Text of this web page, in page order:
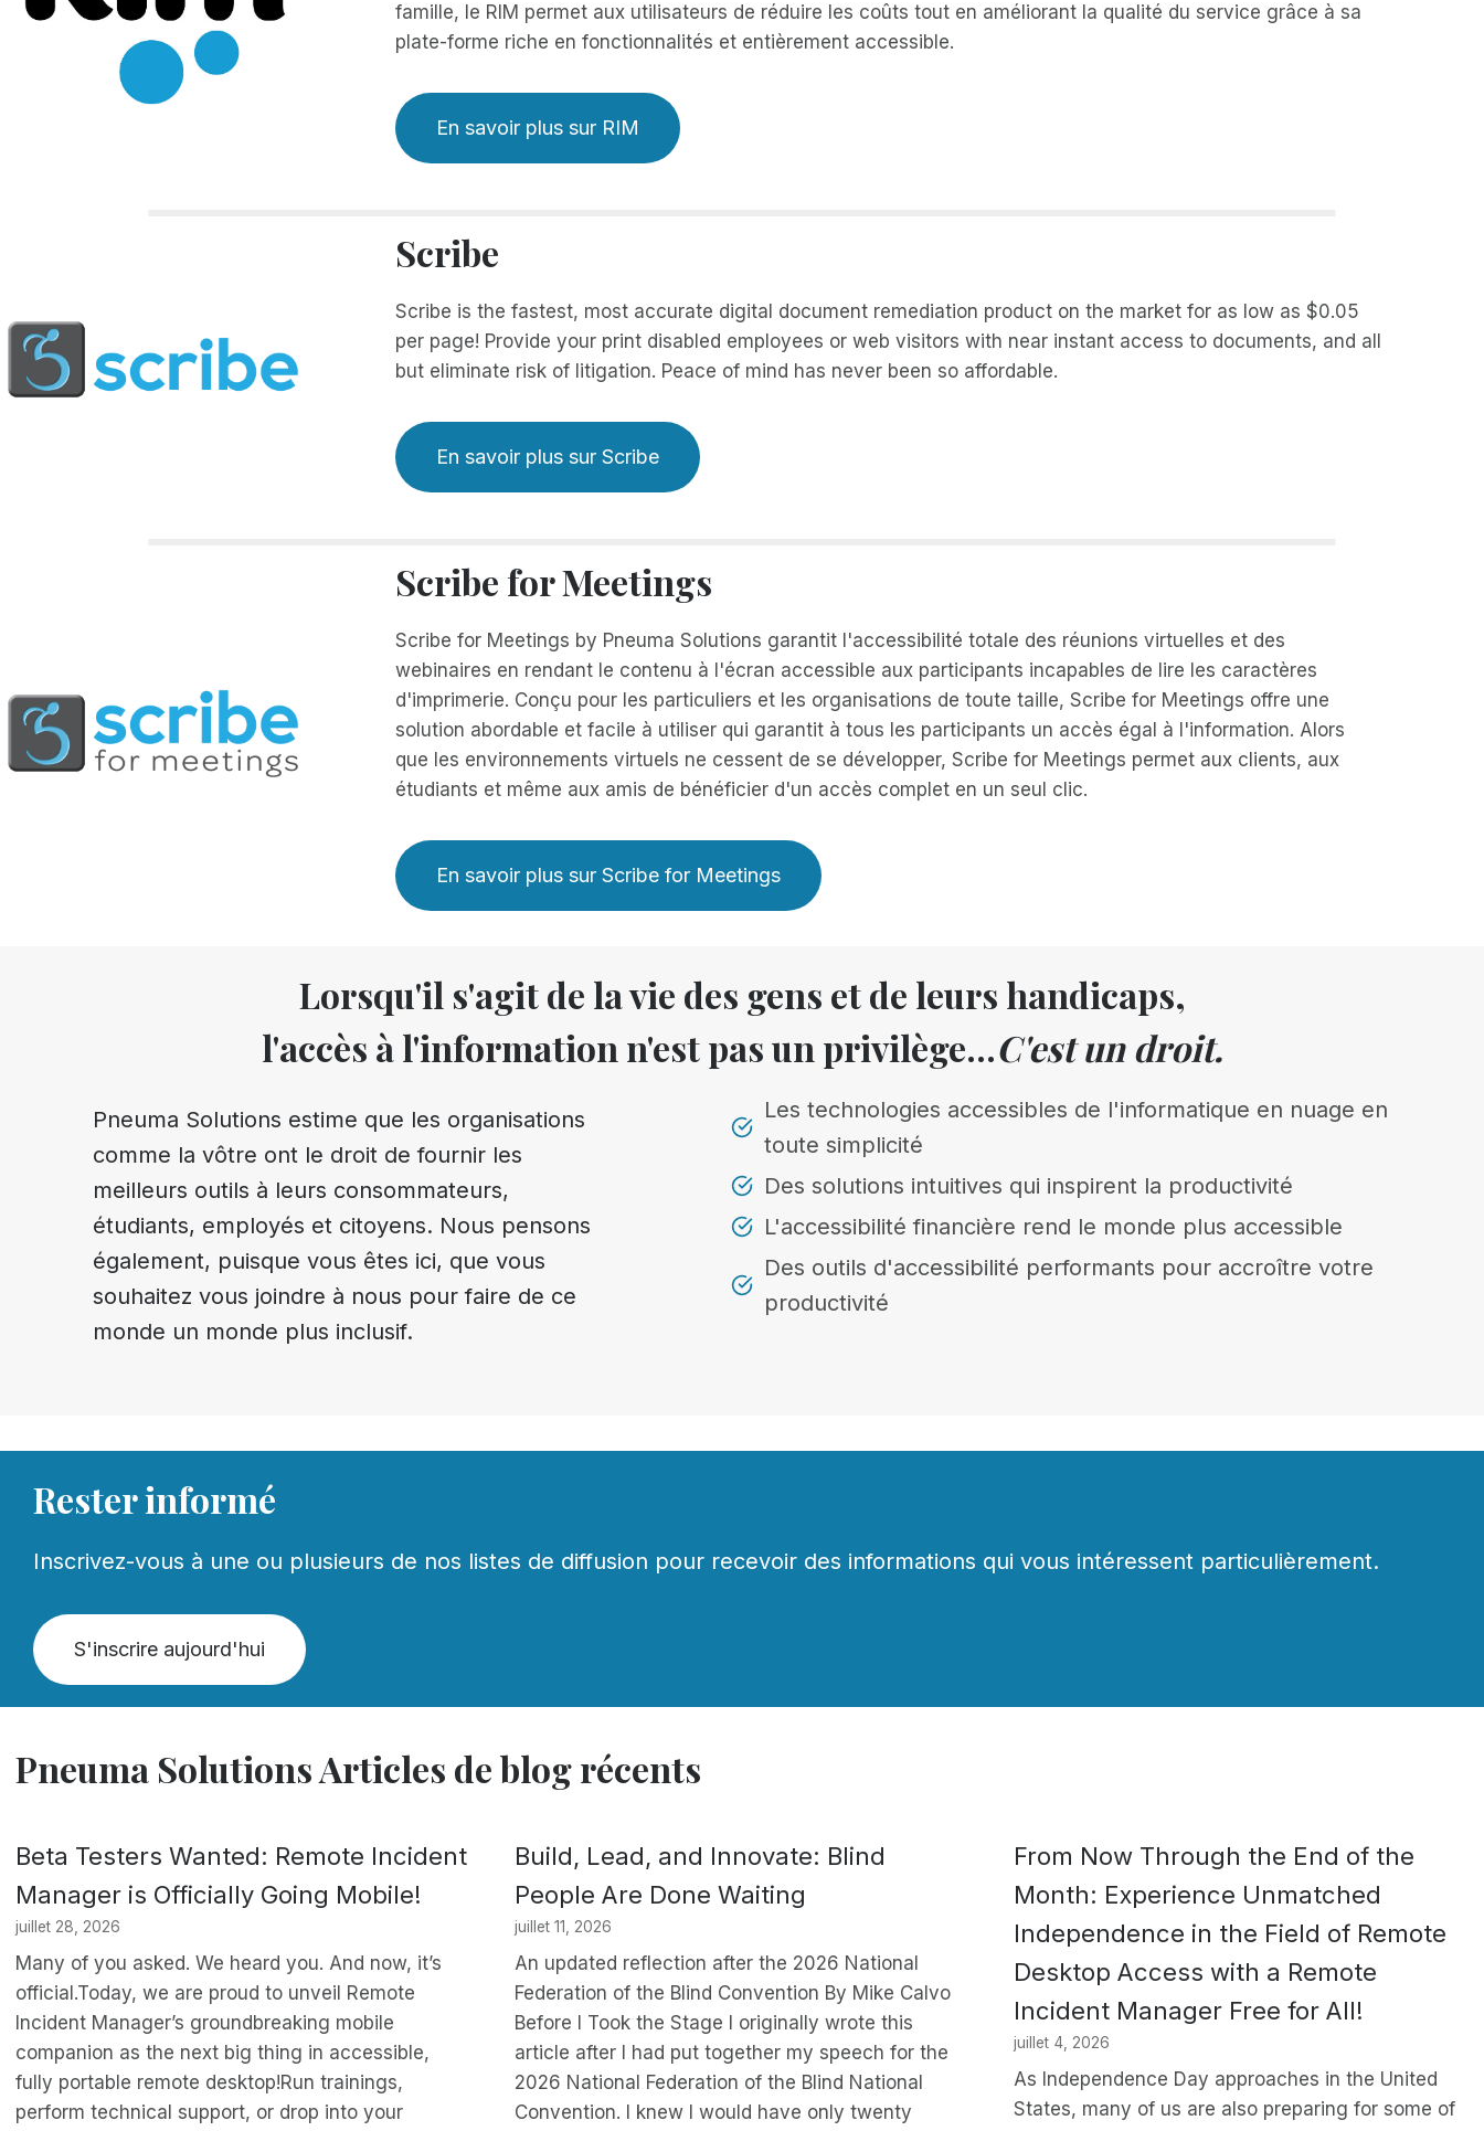
famille, le RIM permet aux utilisateurs de réduire les coûts tout en améliorant la qualité du service grâce à sa
plate-forme riche en fonctionnalités et entièrement accessible.
En savoir plus sur RIM
Scribe
Scribe is the fastest, most accurate digital document remediation product on the market for as low as $0.05
per page! Provide your print disabled employees or web visitors with near instant access to documents, and all
but eliminate risk of litigation. Peace of mind has never been so affordable.
En savoir plus sur Scribe
Scribe for Meetings
Scribe for Meetings by Pneuma Solutions garantit l'accessibilité totale des réunions virtuelles et des
webinaires en rendant le contenu à l'écran accessible aux participants incapables de lire les caractères
d'imprimerie. Conçu pour les particuliers et les organisations de toute taille, Scribe for Meetings offre une
solution abordable et facile à utiliser qui garantit à tous les participants un accès égal à l'information. Alors
que les environnements virtuels ne cessent de se développer, Scribe for Meetings permet aux clients, aux
étudiants et même aux amis de bénéficier d'un accès complet en un seul clic.
En savoir plus sur Scribe for Meetings
Lorsqu'il s'agit de la vie des gens et de leurs handicaps,
l'accès à l'information n'est pas un privilège...C'est un droit.
Pneuma Solutions estime que les organisations
comme la vôtre ont le droit de fournir les
meilleurs outils à leurs consommateurs,
étudiants, employés et citoyens. Nous pensons
également, puisque vous êtes ici, que vous
souhaitez vous joindre à nous pour faire de ce
monde un monde plus inclusif.
Les technologies accessibles de l'informatique en nuage en
toute simplicité
Des solutions intuitives qui inspirent la productivité
L'accessibilité financière rend le monde plus accessible
Des outils d'accessibilité performants pour accroître votre
productivité
Rester informé
Inscrivez-vous à une ou plusieurs de nos listes de diffusion pour recevoir des informations qui vous intéressent particulièrement.
S'inscrire aujourd'hui
Pneuma Solutions Articles de blog récents
Beta Testers Wanted: Remote Incident
Manager is Officially Going Mobile!
juillet 28, 2026
Many of you asked. We heard you. And now, it’s
official.Today, we are proud to unveil Remote
Incident Manager’s groundbreaking mobile
companion as the next big thing in accessible,
fully portable remote desktop!Run trainings,
perform technical support, or drop into your
Build, Lead, and Innovate: Blind
People Are Done Waiting
juillet 11, 2026
An updated reflection after the 2026 National
Federation of the Blind Convention By Mike Calvo
Before I Took the Stage I originally wrote this
article after I had put together my speech for the
2026 National Federation of the Blind National
Convention. I knew I would have only twenty
From Now Through the End of the
Month: Experience Unmatched
Independence in the Field of Remote
Desktop Access with a Remote
Incident Manager Free for All!
juillet 4, 2026
As Independence Day approaches in the United
States, many of us are also preparing for some of